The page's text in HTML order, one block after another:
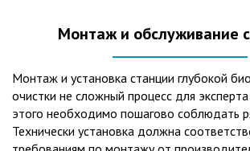
Монтаж и обслуживание
Монтаж и установка станции глубокой
очистки не сложный процесс для
этого необходимо пошагово соблюдать
Технически установка должна